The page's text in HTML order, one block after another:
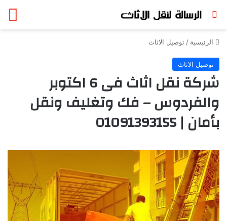
بحث عن
الرئيسية / توصيل الاثاث
توصيل الاثاث
شركة نقل اثاث فى 6 اكتوبر
والفردوس – فك وتغليف ونقل
بأمان | 01091393155